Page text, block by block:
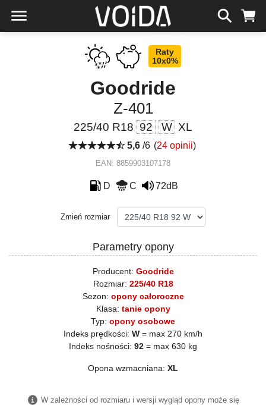
Raty
10x0%
Goodride
Z-401
225/40 R18 92 W XL
5,6/6 (24 opinii)
EAN: 8859903107178
D C 72dB
Zmień rozmiar
Parametry opony
Producent: Goodride
Rozmiar: 225/40 R18
Sezon: opony całoroczne
Klasa: tanie opony
Typ: opony osobowe
Indeks prędkości: W = max 270 km/h
Indeks nośności: 92 = max 630 kg
Opona wzmacniana: XL
W zależności od rozmiaru i wersji wygląd opony może się